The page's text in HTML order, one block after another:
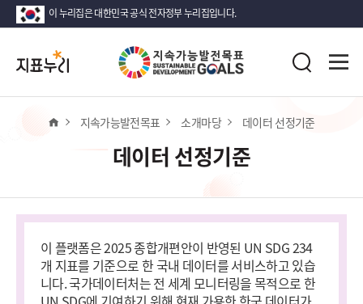
이 누리집은 대한민국 공식 전자정부 누리집입니다.
지
표
누
검
홈 지속가능발전목표 소개마당 데이터 선정기준
데이터 선정기준
이 플랫폼은 2025 종합개편안이 반영된 UN SDG 234
개 지표를 기준으로 한 국내 데이터를 서비스하고 있습
니다. 국가데이터처는 전 세계 모니터링을 목적으로 한